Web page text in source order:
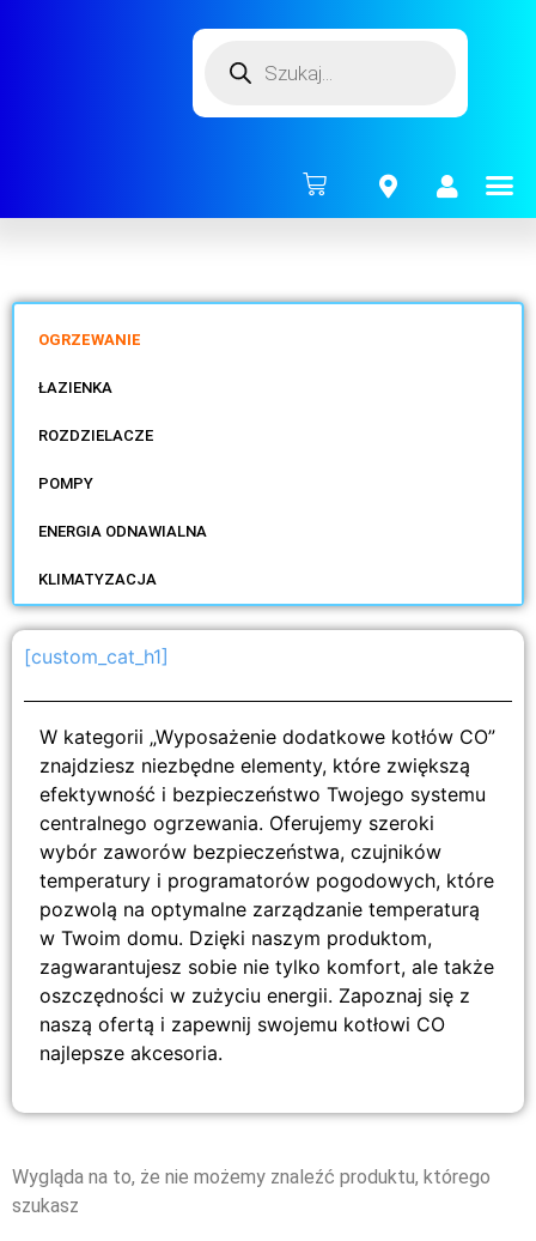
OGRZEWANIE
ŁAZIENKA
ROZDZIELACZE
POMPY
ENERGIA ODNAWIALNA
KLIMATYZACJA
[custom_cat_h1]
W kategorii „Wyposażenie dodatkowe kotłów CO”
znajdziesz niezbędne elementy, które zwiększą
efektywność i bezpieczeństwo Twojego systemu
centralnego ogrzewania. Oferujemy szeroki
wybór zaworów bezpieczeństwa, czujników
temperatury i programatorów pogodowych, które
pozwolą na optymalne zarządzanie temperaturą
w Twoim domu. Dzięki naszym produktom,
zagwarantujesz sobie nie tylko komfort, ale także
oszczędności w zużyciu energii. Zapoznaj się z
naszą ofertą i zapewnij swojemu kotłowi CO
najlepsze akcesoria.
Wygląda na to, że nie możemy znaleźć produktu, którego
szukasz